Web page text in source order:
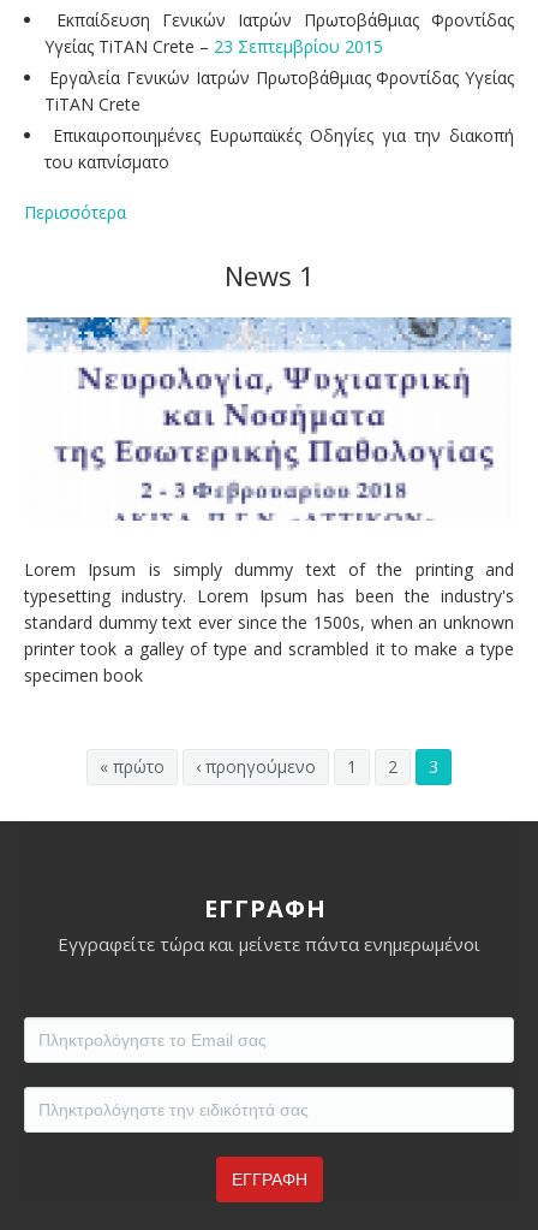
Εκπαίδευση Γενικών Ιατρών Πρωτοβάθμιας Φροντίδας
Υγείας TiTAN Crete – 23 Σεπτεμβρίου 2015
Εργαλεία Γενικών Ιατρών Πρωτοβάθμιας Φροντίδας Υγείας
TiTAN Crete
Επικαιροποιημένες Ευρωπαϊκές Οδηγίες για την διακοπή
του καπνίσματο
Περισσότερα
News 1
Lorem Ipsum is simply dummy text of the printing and
typesetting industry. Lorem Ipsum has been the industry's
standard dummy text ever since the 1500s, when an unknown
printer took a galley of type and scrambled it to make a type
specimen book
« πρώτο ‹ προηγούμενο 1 2 3
ΕΓΓΡΑΦΗ
Εγγραφείτε τώρα και μείνετε πάντα ενημερωμένοι
Eidikotita*